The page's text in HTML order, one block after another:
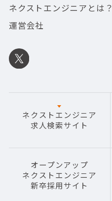
ネクストエンジニアとは？
運営会社
ネクストエンジニア
求人検索サイト
オープンアップ
ネクストエンジニア
新卒採用サイト